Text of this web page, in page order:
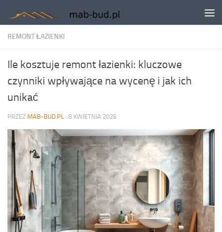
Skip to content
REMONT ŁAZIENKI
Ile kosztuje remont łazienki: kluczowe
czynniki wpływające na wycenę i jak ich
unikać
PRZEZ MAB-BUD.PL · 8 KWIETNIA 2026